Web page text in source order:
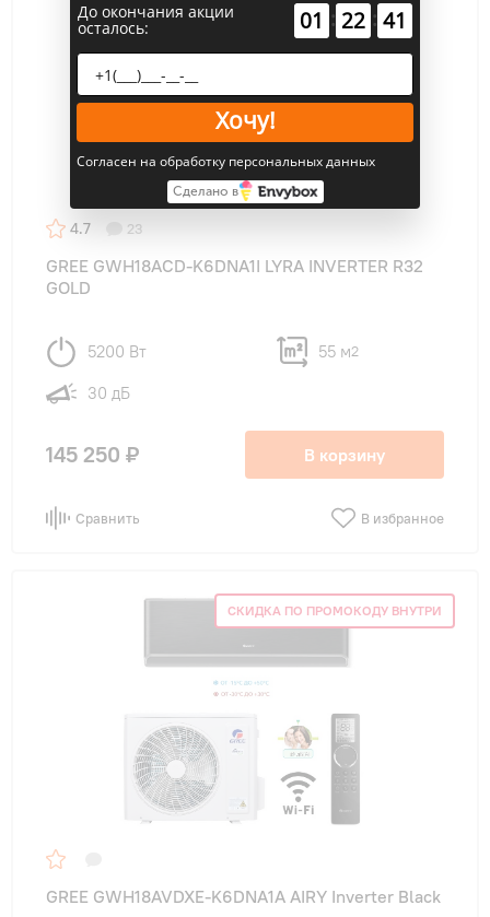
4.7 23
GREE GWH18ACD-K6DNA1I LYRA INVERTER R32
GOLD
5200 Вт 55 м2
30 дБ
145 250 ₽ В корзину
Сравнить В избранное
СКИДКА ПО ПРОМОКОДУ ВНУТРИ
GREE GWH18AVDXE-K6DNA1A AIRY Inverter Black
До окончания акции
осталось: 01 : 22 : 40
Хочу!
Согласен на обработку персональных данных
Сделано в